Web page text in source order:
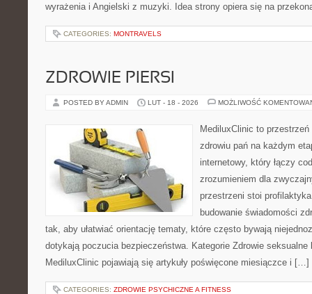
wyrażenia i Angielski z muzyki. Idea strony opiera się na
CATEGORIES: MONTRAVELS
ZDROWIE PIERSI
POSTED BY ADMIN LUT - 18 - 2026 MOŻLIWOŚĆ
MediluxClinic to
zdrowiu pań na każdym
internetowy, który łączy
zrozumieniem dla
przestrzeni stoi
budowanie świadomości
tak, aby ułatwiać orientację tematy, które często bywają
dotykają poczucia bezpieczeństwa. Kategorie Zdrowie seksualne
MediluxClinic pojawiają się artykuły poświęcone miesiączce i […]
CATEGORIES: ZDROWIE PSYCHICZNE A FITNESS